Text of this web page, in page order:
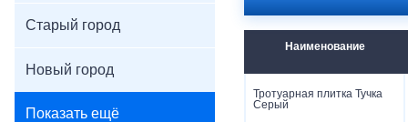
Старый город
Новый город
Показать ещё
Наименование
Тротуарная плитка Тучка
Серый